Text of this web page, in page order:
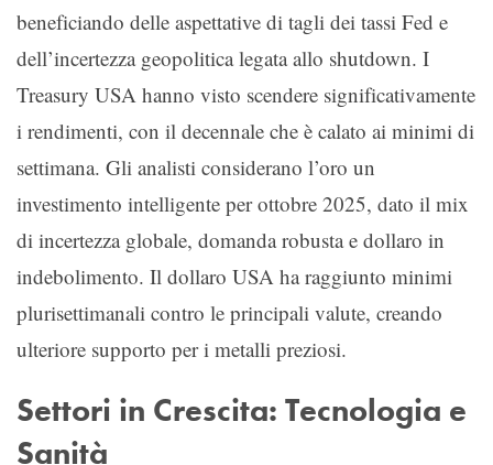
beneficiando delle aspettative di tagli dei tassi Fed e
dell’incertezza geopolitica legata allo shutdown. I
Treasury USA hanno visto scendere significativamente
i rendimenti, con il decennale che è calato ai minimi di
settimana. Gli analisti considerano l’oro un
investimento intelligente per ottobre 2025, dato il mix
di incertezza globale, domanda robusta e dollaro in
indebolimento. Il dollaro USA ha raggiunto minimi
plurisettimanali contro le principali valute, creando
ulteriore supporto per i metalli preziosi.
Settori in Crescita: Tecnologia e
Sanità